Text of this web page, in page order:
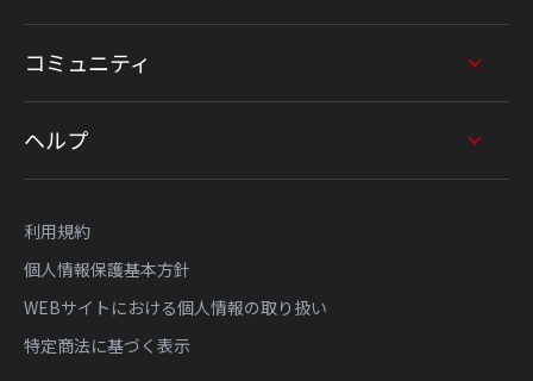
コミュニティ
ヘルプ
利用規約
個人情報保護基本方針
WEBサイトにおける個人情報の取り扱い
特定商法に基づく表示